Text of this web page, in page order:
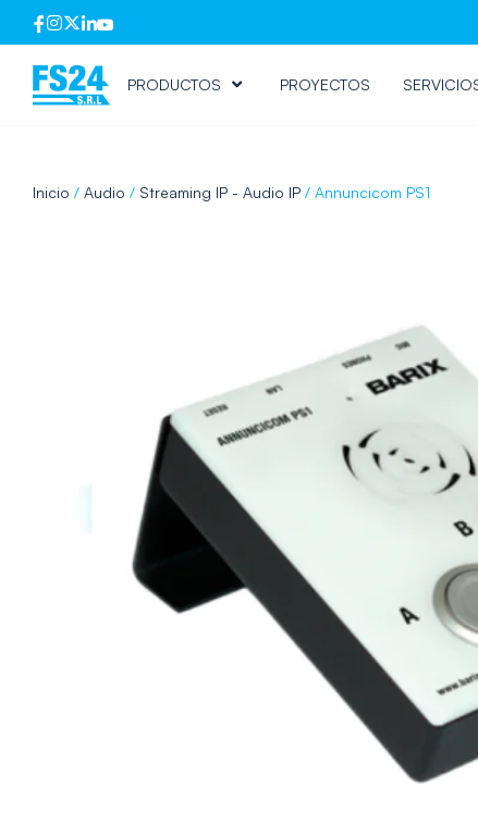
PRODUCTOS PROYECTOS
Inicio / Audio / Streaming IP - Audio IP / Annuncicom PS1